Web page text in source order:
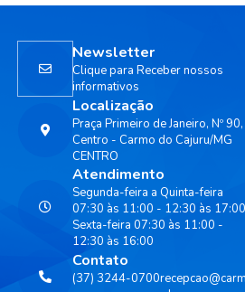
Localização
Praça Primeiro de Janeiro, Nº 90,
Centro - Carmo do Cajuru/MG
CENTRO
Contato
(37) 3244-0700
Atendimento
Segunda-feira a Quinta-feira
07:30 às 11:00 - 12:30 às 17:00
Sexta-feira 07:30 às 11:00 -
12:30 às 16:00
Newsletter
Clique para Receber nossos
informativos